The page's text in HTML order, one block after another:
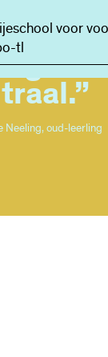
voor
tl
het
Neeling, oud-leerling